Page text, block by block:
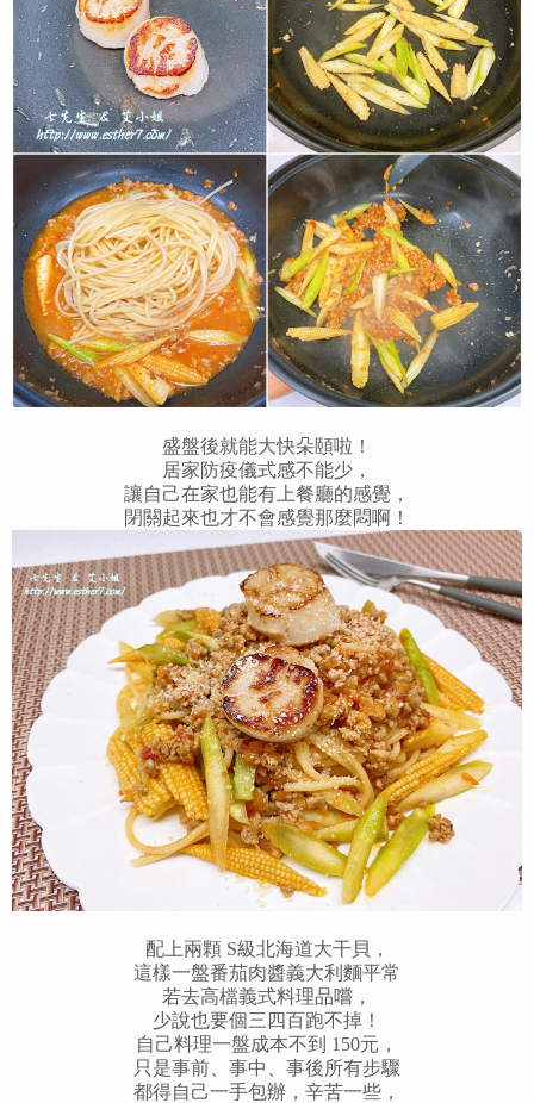
盛盤後就能大快朵頤啦！
居家防疫儀式感不能少，
讓自己在家也能有上餐廳的感覺，
閉關起來也才不會感覺那麼悶啊！
配上兩顆 S級北海道大干貝，
這樣一盤番茄肉醬義大利麵平常
若去高檔義式料理品嚐，
少說也要個三四百跑不掉！
自己料理一盤成本不到 150元，
只是事前、事中、事後所有步驟
都得自己一手包辦，辛苦一些，